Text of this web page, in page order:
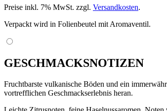
Preise inkl. 7% MwSt. zzgl. Versandkosten.
Verpackt wird in Folienbeutel mit Aromaventil.
GESCHMACKSNOTIZEN
Fruchtbarste vulkanische Böden und ein
vortrefflichen Geschmackserlebnis heran.